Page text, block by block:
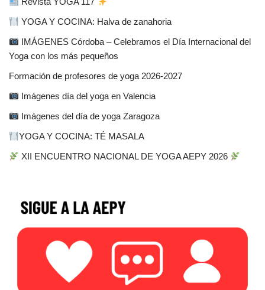
YOGA Y COCINA: Halva de zanahoria
IMÁGENES Córdoba – Celebramos el Día Internacional del
Yoga con los más pequeños
Formación de profesores de yoga 2026-2027
Imágenes día del yoga en Valencia
Imágenes del día de yoga Zaragoza
YOGA Y COCINA: TÉ MASALA
XII ENCUENTRO NACIONAL DE YOGA AEPY 2026